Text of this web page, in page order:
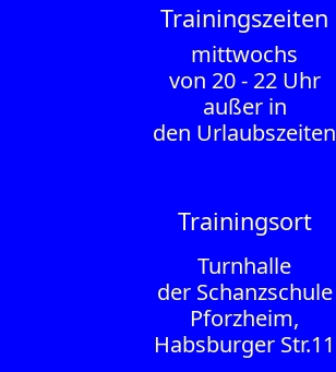
Trainings­zeiten
mittwochs
von 20 - 22 Uhr
außer in
den Urlaubszeiten
Trainingsort
Turnhalle
der Schanzschule
Pforzheim,
Habsburger Str.11